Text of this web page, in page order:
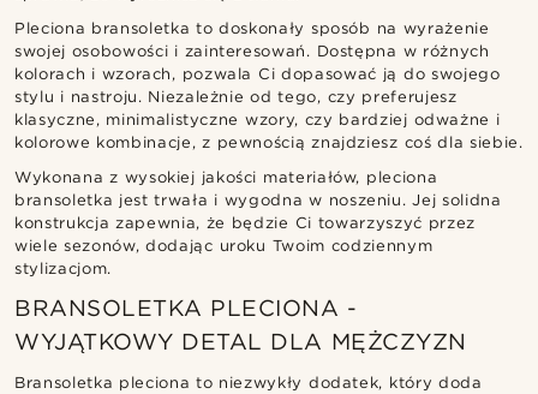
Pleciona bransoletka to doskonały sposób na wyrażenie
swojej osobowości i zainteresowań. Dostępna w różnych
kolorach i wzorach, pozwala Ci dopasować ją do swojego
stylu i nastroju. Niezależnie od tego, czy preferujesz
klasyczne, minimalistyczne wzory, czy bardziej odważne i
kolorowe kombinacje, z pewnością znajdziesz coś dla siebie.
Wykonana z wysokiej jakości materiałów, pleciona
bransoletka jest trwała i wygodna w noszeniu. Jej solidna
konstrukcja zapewnia, że będzie Ci towarzyszyć przez
wiele sezonów, dodając uroku Twoim codziennym
stylizacjom.
BRANSOLETKA PLECIONA -
WYJĄTKOWY DETAL DLA MĘŻCZYZN
Bransoletka pleciona to niezwykły dodatek, który doda